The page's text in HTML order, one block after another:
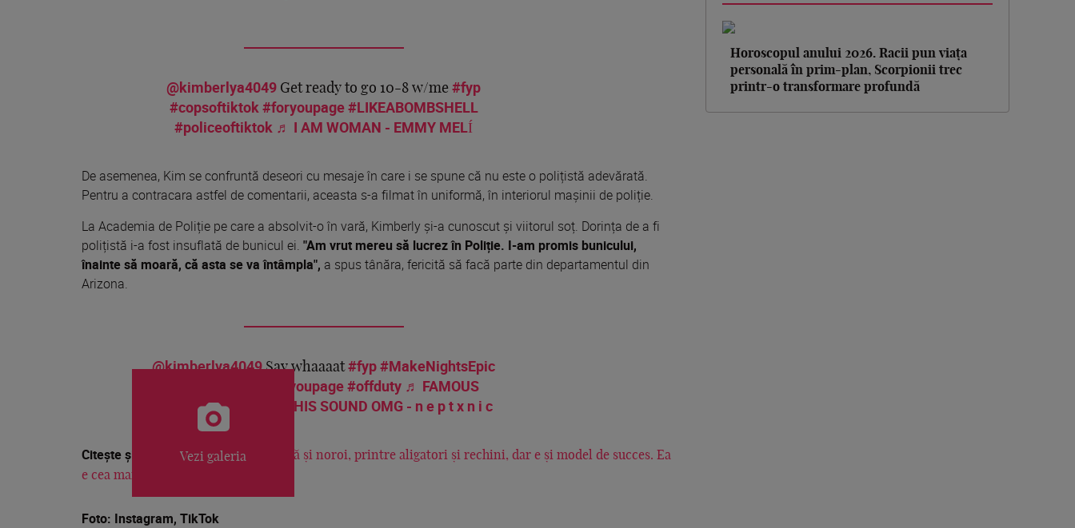
@kimberlya4049 Get ready to go 10-8 w/me #fyp
#copsoftiktok #foryoupage#LIKEABOMBSHELL
#policeoftiktok ♬ I AM WOMAN - EMMY MELÍ
De asemenea, Kim se confruntă deseori cu mesaje în care i se spune că nu este o polițistă adevărată.
Pentru a contracara astfel de comentarii, aceasta s-a filmat în uniformă, în interiorul mașinii de poliție.
La Academia de Poliție pe care a absolvit-o în vară, Kimberly și-a cunoscut și viitorul soț. Dorința de a fi
polițistă i-a fost insuflată de bunicul ei. "Am vrut mereu să lucrez în Poliție. I-am promis bunicului,
înainte să moară, că asta se va întâmpla", a spus tânăra, fericită să facă parte din departamentul din
Arizona.
@kimberlya4049Say whaaaat#fyp#MakeNightsEpic
#foryoupage#offduty ♬ FAMOUS
PEOPLE ARE USING THIS SOUND OMG - n e p t x n i c
Citește și:
Își petrece toată ziua în apă și noroi, printre aligatori și rechini, dar e și model de succes. Ea
e cea mai tare cercetătoare
Vezi galeria
Foto: Instagram, TikTok
Horoscopul anului 2026. Racii pun viața
personală în prim-plan, Scorpionii trec
printr-o transformare profundă